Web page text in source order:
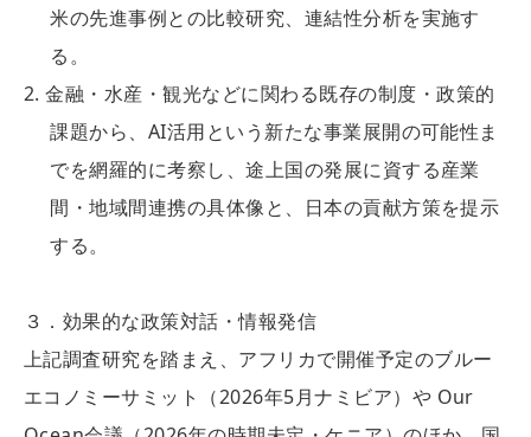
米の先進事例との比較研究、連結性分析を実施す
る。
金融・水産・観光などに関わる既存の制度・政策的
課題から、AI活用という新たな事業展開の可能性ま
でを網羅的に考察し、途上国の発展に資する産業
間・地域間連携の具体像と、日本の貢献方策を提示
する。
３．効果的な政策対話・情報発信
上記調査研究を踏まえ、アフリカで開催予定のブルー
エコノミーサミット（2026年5月ナミビア）や Our